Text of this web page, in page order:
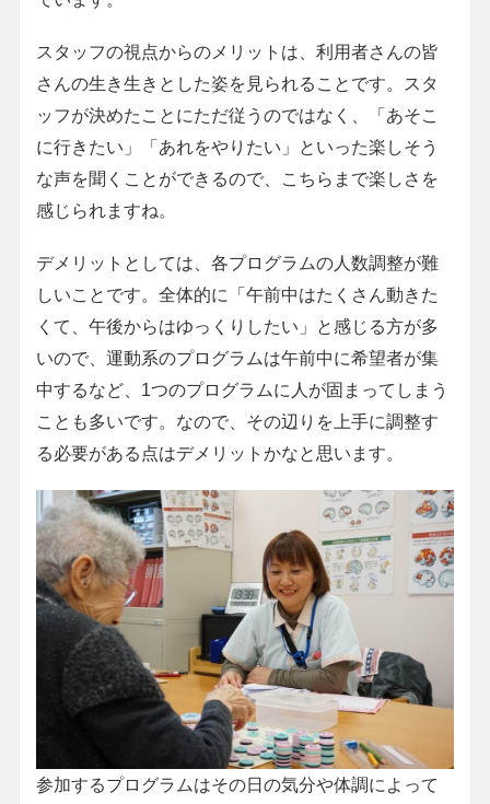
スタッフの視点からのメリットは、利用者さんの皆
さんの生き生きとした姿を見られることです。スタ
ッフが決めたことにただ従うのではなく、「あそこ
に行きたい」「あれをやりたい」といった楽しそう
な声を聞くことができるので、こちらまで楽しさを
感じられますね。
デメリットとしては、各プログラムの人数調整が難
しいことです。全体的に「午前中はたくさん動きた
くて、午後からはゆっくりしたい」と感じる方が多
いので、運動系のプログラムは午前中に希望者が集
中するなど、1つのプログラムに人が固まってしまう
ことも多いです。なので、その辺りを上手に調整す
る必要がある点はデメリットかなと思います。
参加するプログラムはその日の気分や体調によって